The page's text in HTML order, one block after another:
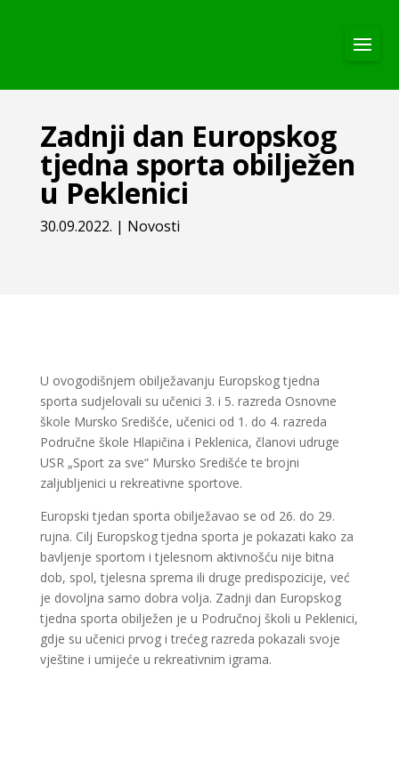
Zadnji dan Europskog
tjedna sporta obilježen
u Peklenici
30.09.2022. | Novosti
U ovogodišnjem obilježavanju Europskog tjedna
sporta sudjelovali su učenici 3. i 5. razreda Osnovne
škole Mursko Središće, učenici od 1. do 4. razreda
Područne škole Hlapičina i Peklenica, članovi udruge
USR „Sport za sve“ Mursko Središće te brojni
zaljubljenici u rekreativne sportove.
Europski tjedan sporta obilježavao se od 26. do 29.
rujna. Cilj Europskog tjedna sporta je pokazati kako za
bavljenje sportom i tjelesnom aktivnošću nije bitna
dob, spol, tjelesna sprema ili druge predispozicije, već
je dovoljna samo dobra volja. Zadnji dan Europskog
tjedna sporta obilježen je u Područnoj školi u Peklenici,
gdje su učenici prvog i trećeg razreda pokazali svoje
vještine i umijeće u rekreativnim igrama.